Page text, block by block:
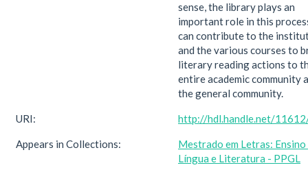
sense, the library plays an
important role in this
can contribute to the
and the various courses to
literary reading actions to
entire academic community
the general community.
URI: http://hdl.handle.net/
Appears in Collections:
Mestrado em Letras: Ensino
Língua e Literatura - PPGL